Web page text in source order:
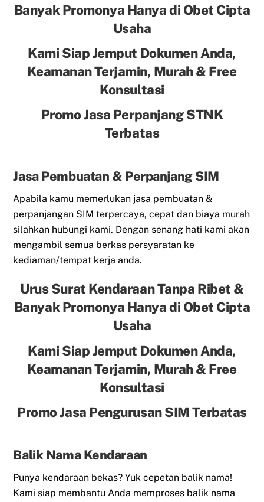
Banyak Promonya Hanya di Obet Cipta
Usaha
Kami Siap Jemput Dokumen Anda,
Keamanan Terjamin, Murah & Free
Konsultasi
Promo Jasa Perpanjang STNK
Terbatas
Jasa Pembuatan & Perpanjang SIM
Apabila kamu memerlukan jasa pembuatan &
perpanjangan SIM terpercaya, cepat dan biaya murah
silahkan hubungi kami. Dengan senang hati kami akan
mengambil semua berkas persyaratan ke
kediaman/tempat kerja anda.
Urus Surat Kendaraan Tanpa Ribet &
Banyak Promonya Hanya di Obet Cipta
Usaha
Kami Siap Jemput Dokumen Anda,
Keamanan Terjamin, Murah & Free
Konsultasi
Promo Jasa Pengurusan SIM Terbatas
Balik Nama Kendaraan
Punya kendaraan bekas? Yuk cepetan balik nama!
Kami siap membantu Anda memproses balik nama